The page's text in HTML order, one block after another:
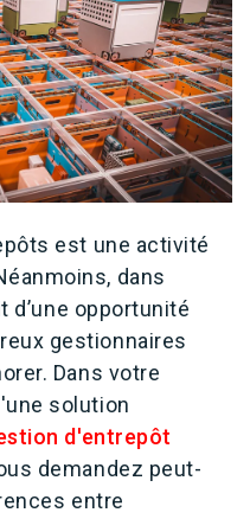
est une activité
dans
d’une opportunité
gestionnaires
Dans votre
solution
d'entrepôt
demandez peut-
entre